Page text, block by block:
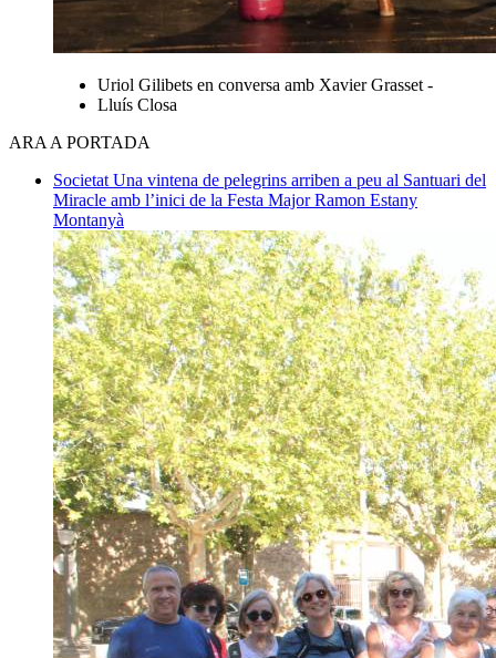
Uriol Gilibets en conversa amb Xavier Grasset -
Lluís Closa
ARA A PORTADA
Societat Una vintena de pelegrins arriben a peu al Santuari del
Miracle amb l’inici de la Festa MajorRamon Estany
Montanyà